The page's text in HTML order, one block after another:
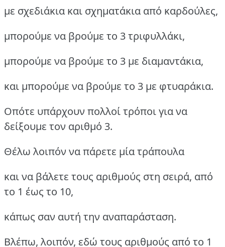
με σχεδιάκια και σχηματάκια από καρδούλες,
μπορούμε να βρούμε το 3 τριφυλλάκι,
μπορούμε να βρούμε το 3 με διαμαντάκια,
και μπορούμε να βρούμε το 3 με φτυαράκια.
Οπότε υπάρχουν πολλοί τρόποι για να
δείξουμε τον αριθμό 3.
Θέλω λοιπόν να πάρετε μία τράπουλα
και να βάλετε τους αριθμούς στη σειρά, από
το 1 έως το 10,
κάπως σαν αυτή την αναπαράσταση.
Βλέπω, λοιπόν, εδώ τους αριθμούς από το 1